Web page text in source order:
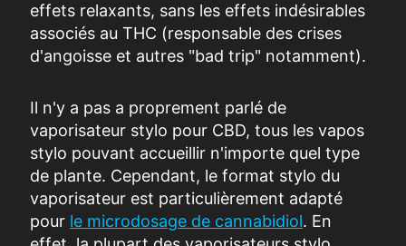
effets relaxants, sans les effets indésirables
associés au THC (responsable des crises
d'angoisse et autres "bad trip" notamment).
Il n'y a pas a proprement parlé de
vaporisateur stylo pour CBD, tous les vapos
stylo pouvant accueillir n'importe quel type
de plante. Cependant, le format stylo du
vaporisateur est particulièrement adapté
pour le microdosage de cannabidiol. En